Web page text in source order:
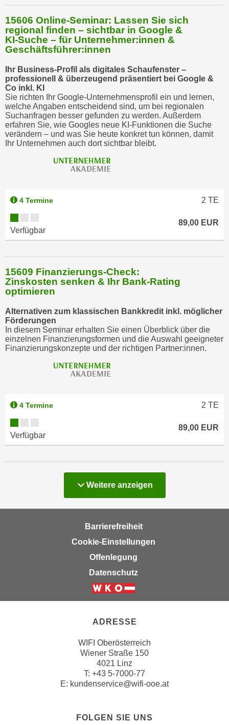
15606 Online-Seminar: Lassen Sie sich
regional finden – sichtbar in Google &
KI-Suche – für Unternehmer:innen &
Geschäftsführer:innen
Ihr Business-Profil als digitales Schaufenster –
professionell & überzeugend präsentiert bei Google &
Co inkl. KI
Sie richten Ihr Google-Unternehmensprofil ein und lernen,
welche Angaben entscheidend sind, um bei regionalen
Suchanfragen besser gefunden zu werden. Außerdem
erfahren Sie, wie Googles neue KI-Funktionen die Suche
verändern – und was Sie heute konkret tun können, damit
Ihr Unternehmen auch dort sichtbar bleibt.
4 Termine 2 TE
Verfügbar
89,00 EUR
15609 Finanzierungs-Check:
Zinskosten senken & Ihr Bank-Rating
optimieren
Alternativen zum klassischen Bankkredit inkl. möglicher
Förderungen
In diesem Seminar erhalten Sie einen Überblick über die
einzelnen Finanzierungsformen und die Auswahl geeigneter
Finanzierungskonzepte und der richtigen Partner:innen.
4 Termine 2 TE
Verfügbar
89,00 EUR
Weitere anzeigen
Barrierefreiheit
Cookie-Einstellungen
Offenlegung
Datenschutz
ADRESSE
WIFI Oberösterreich
Wiener Straße 150
4021 Linz
T: +43 5-7000-77
E: kundenservice@wifi-ooe.at
FOLGEN SIE UNS